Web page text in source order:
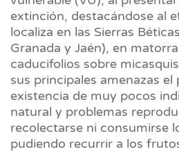
extinción, destacándose al
localiza en las Sierras
Granada y Jaén), en
caducifolios sobre
sus principales amenazas el
existencia de muy pocos
natural y problemas
recolectarse ni consumirse
pudiendo recurrir a los